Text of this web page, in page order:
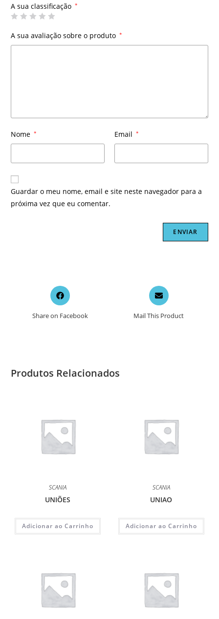
A sua classificação *
A sua avaliação sobre o produto *
Nome * Email *
Guardar o meu nome, email e site neste navegador para a
próxima vez que eu comentar.
Opens
in
new
Share on Facebook
Opens
in
a
new
Mail This Product
Produtos Relacionados
SCANIA
UNIÕES
Adicionar ao Carrinho
SCANIA
UNIAO
Adicionar ao Carrinho